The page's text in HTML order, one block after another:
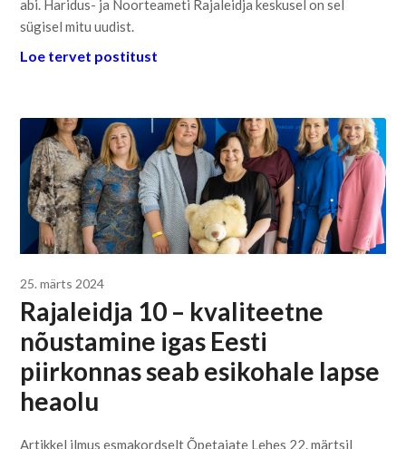
abi. Haridus- ja Noorteameti Rajaleidja keskusel on sel
sügisel mitu uudist.
Loe tervet postitust
25. märts 2024
Rajaleidja 10 – kvaliteetne
nõustamine igas Eesti
piirkonnas seab esikohale lapse
heaolu
Artikkel ilmus esmakordselt Õpetajate Lehes 22. märtsil